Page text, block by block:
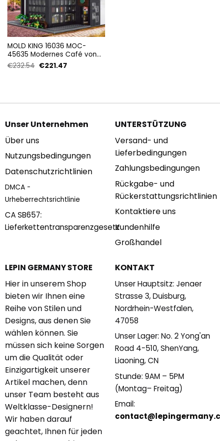
MOLD KING 16036 MOC-
45635 Modernes Café von
Starbucks mit 2728 Teilen
€232.54 Ursprünglicher
€221.47Aktueller
Unser Unternehmen
Über uns
Nutzungsbedingungen
Datenschutzrichtlinien
DMCA -
Urheberrechtsrichtlinie
CA SB657:
Lieferkettentransparenzgesetz
UNTERSTÜTZUNG
Versand- und
Lieferbedingungen
Zahlungsbedingungen
Rückgabe- und
Rückerstattungsrichtlinien
Kontaktiere uns
Kundenhilfe
Großhandel
LEPIN GERMANY STORE
Hier in unserem Shop
bieten wir Ihnen eine
Reihe von Stilen und
Designs, aus denen Sie
wählen können. Sie
müssen sich keine Sorgen
um die Qualität oder
Einzigartigkeit unserer
Artikel machen, denn
unser Team besteht aus
Weltklasse-Designern!
Wir haben darauf
geachtet, Ihnen für jeden
KONTAKT
Unser Hauptsitz: Jenaer
Strasse 3, Duisburg,
Nordrhein-Westfalen,
47058
Unser Lager: No. 2 Yong'an
Road 4-510, ShenYang,
Liaoning, CN
Stunde: 9AM – 5PM
(Montag– Freitag)
Email: